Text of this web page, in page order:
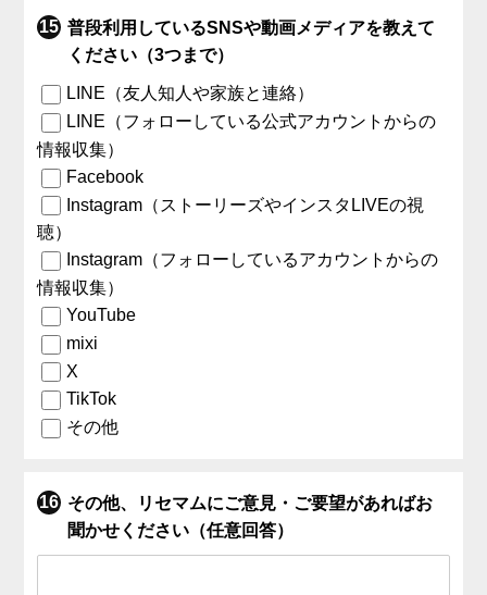
普段利用しているSNSや動画メディアを教えて
ください（3つまで）
LINE（友人知人や家族と連絡）
LINE（フォローしている公式アカウントからの
情報収集）
Facebook
Instagram（ストーリーズやインスタLIVEの視
聴）
Instagram（フォローしているアカウントからの
情報収集）
YouTube
mixi
X
TikTok
その他
その他、リセマムにご意見・ご要望があればお
聞かせください（任意回答）